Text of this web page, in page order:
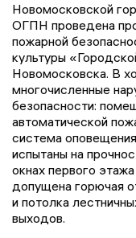
Новомосковской
ОГПН проведена
пожарной
культуры
Новомосковска. В
многочисленные
безопасности:
автоматической
система
испытаны на
окнах первого
допущена горючая
и потолка
выходов.